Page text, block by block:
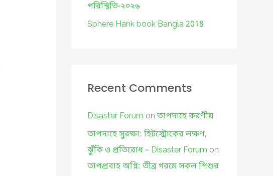
পরিস্থিতি-২০২৬
Sphere Hank book Bangla 2018
Recent Comments
Disaster Forum on তাপদাহে করণীয়
তাপদাহে সুরক্ষা: হিটস্ট্রোকের লক্ষণ,
ঝুঁকি ও প্রতিরোধ – Disaster Forum on
তাপপ্রবাহ অগ্নি: তীব্র গরমে সকল শিশুর